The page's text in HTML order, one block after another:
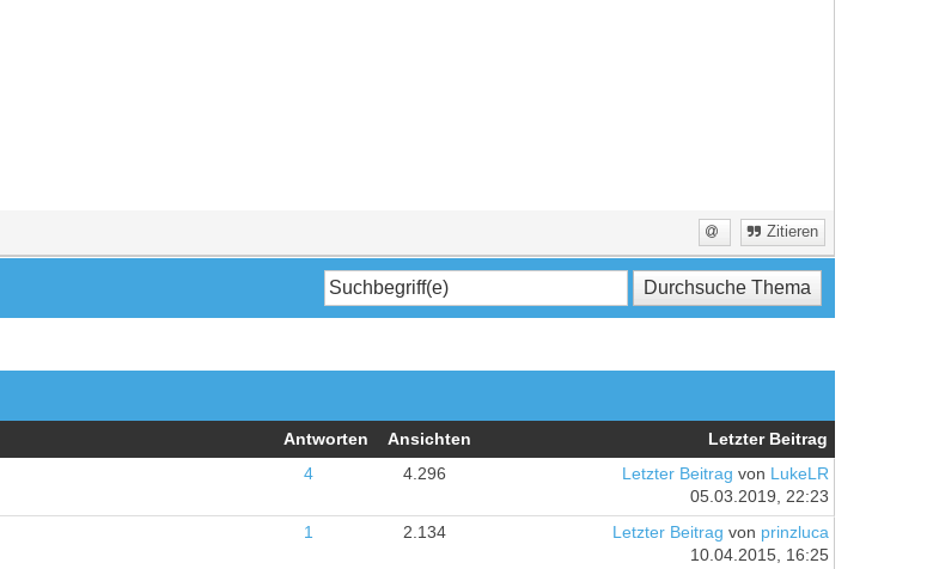
Zitieren
Antworten Ansichten Letzter Beitrag
4 4.296 Letzter Beitrag von LukeLR
05.03.2019, 22:23
1 2.134 Letzter Beitrag von prinzluca
10.04.2015, 16:25